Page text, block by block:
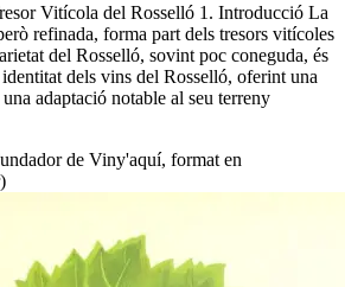
Vitícola del Rosselló 1. Introducció La
refinada, forma part dels tresors vitícoles
del Rosselló, sovint poc coneguda, és
dels vins del Rosselló, oferint una
adaptació notable al seu terreny
de Viny'aquí, format en